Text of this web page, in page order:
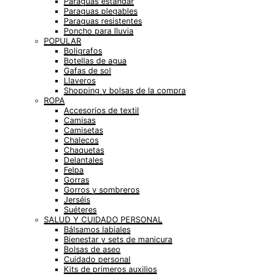
Paraguas plegables
Paraguas resistentes
Poncho para lluvia
POPULAR
Boligrafos
Botellas de agua
Gafas de sol
Llaveros
Shopping y bolsas de la compra
ROPA
Accesorios de textil
Camisas
Camisetas
Chalecos
Chaquetas
Delantales
Felpa
Gorras
Gorros y sombreros
Jerséis
Suéteres
SALUD Y CUIDADO PERSONAL
Bálsamos labiales
Bienestar y sets de manicura
Bolsas de aseo
Cuidado personal
Kits de primeros auxilios